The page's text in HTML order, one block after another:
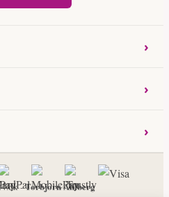
›
›
›
-Torbjorn Ahlberg